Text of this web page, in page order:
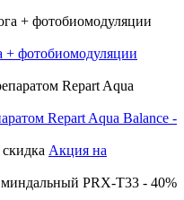
+ фотобиомодуляции
Repart Aqua Balance -
Акция на